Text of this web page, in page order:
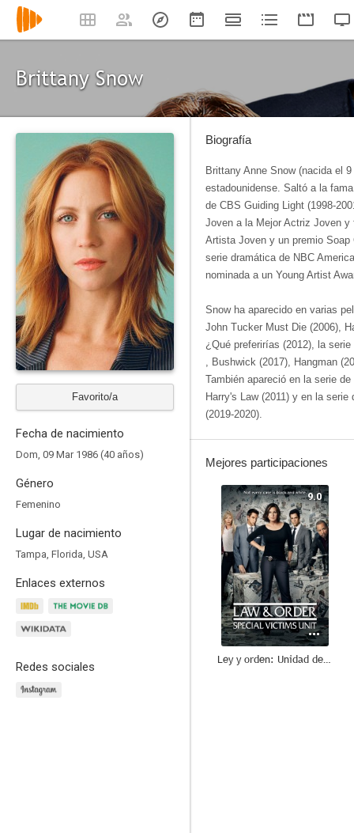
Brittany Snow
Favorito/a
Fecha de nacimiento
Dom, 09 Mar 1986 (40 años)
Género
Femenino
Lugar de nacimiento
Tampa, Florida, USA
Enlaces externos
Redes sociales
Biografía
Brittany Anne Snow (nacida el
estadounidense. Saltó a la
de CBS Guiding Light (1998-
Joven a la Mejor Actriz Joven
Artista Joven y un premio Soap
serie dramática de NBC
nominada a un Young Artist
Snow ha aparecido en varias
John Tucker Must Die (2006),
¿Qué preferirías (2012), la
, Bushwick (2017), Hangman
También apareció en la serie
Harry's Law (2011) y en la
(2019-2020).
Mejores participaciones
9.0
Ley y orden: Unidad de Víctimas Especiales